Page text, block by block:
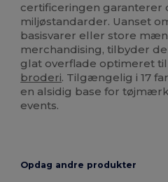
certificeringen garanterer
miljøstandarder. Uanset
basisvarer eller store
merchandising, tilbyder
glat overflade optimeret til
broderi. Tilgængelig i 17
en alsidig base for
events.
Opdag andre produkter